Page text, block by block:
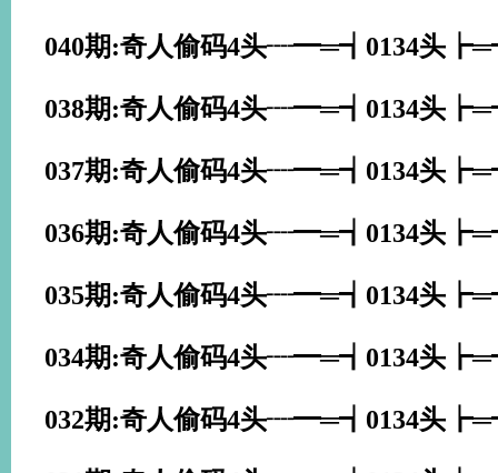
040期:奇人偷码4头┈━═┪0134头
038期:奇人偷码4头┈━═┪0134头
037期:奇人偷码4头┈━═┪0134头
036期:奇人偷码4头┈━═┪0134头
035期:奇人偷码4头┈━═┪0134头
034期:奇人偷码4头┈━═┪0134头
032期:奇人偷码4头┈━═┪0134头